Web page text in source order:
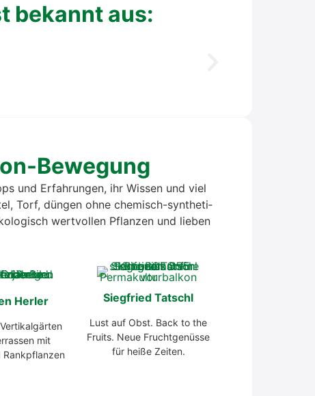
bekannt aus:
Bewe­gung
und Erfah­run­gen, ihr Wis­sen und viel
Torf, dün­gen ohne che­misch-syn­the­ti­
wert­vol­len Pflan­zen und lie­ben
Her­ler
mit
Rank­pflan­zen
Sieg­fried Tat­schl
Lust auf Obst. Back to the
Fruits. Neue Frucht­ge­nüs­se
für hei­ße Zei­ten.